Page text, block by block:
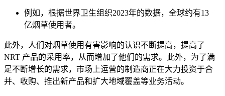
例如，根据世界卫生组织2023年的数据，全球约有13
亿烟草使用者。
此外，人们对烟草使用有害影响的认识不断提高，提高了
NRT 产品的采用率，从而增加了他们的需求。此外，为了满
足不断增长的需求，市场上运营的制造商正在大力投资于合
并、收购、推出新产品和扩大地域覆盖等业务活动。